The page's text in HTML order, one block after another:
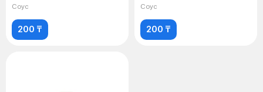
Соус
200 ₸
Соус
200 ₸